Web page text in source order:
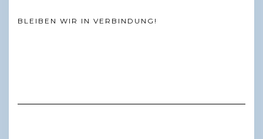
BLEIBEN WIR IN VERBINDUNG!